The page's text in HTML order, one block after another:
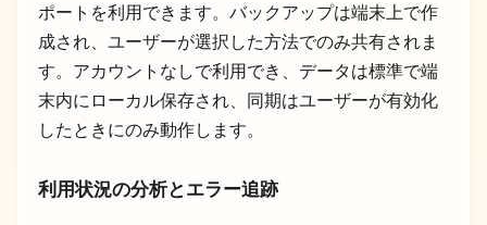
ポートを利用できます。バックアップは端末上で作
成され、ユーザーが選択した方法でのみ共有されま
す。アカウントなしで利用でき、データは標準で端
末内にローカル保存され、同期はユーザーが有効化
したときにのみ動作します。
利用状況の分析とエラー追跡